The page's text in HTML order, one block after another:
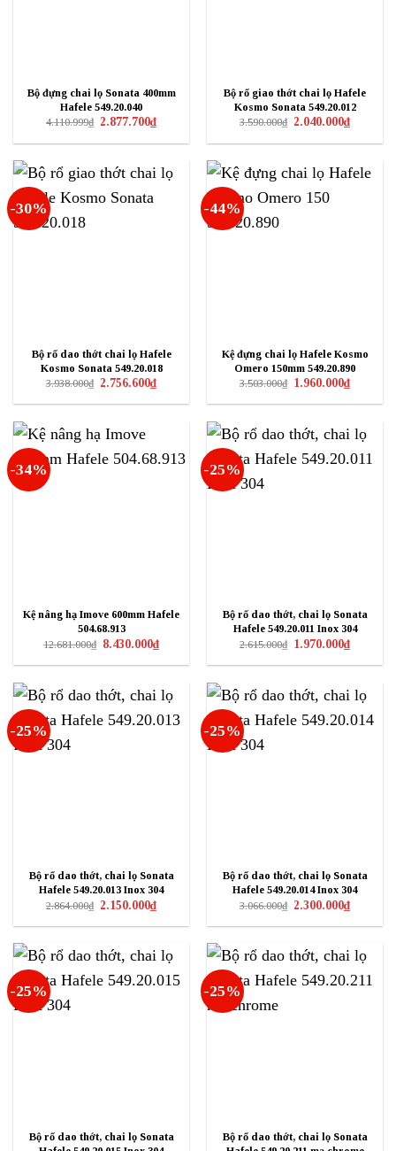
Bộ đựng chai lọ Sonata 400mm
Hafele 549.20.040
4.110.999₫ Giá
là:
2.877.700₫Giá
hiện
tại
Bộ rổ giao thớt chai lọ Hafele
Kosmo Sonata 549.20.012
3.590.000₫ Giá
là:
2.040.000₫Giá
hiện
tại
-30%
Bộ rổ dao thớt chai lọ Hafele
Kosmo Sonata 549.20.018
3.938.000₫ Giá
là:
2.756.600₫Giá
hiện
tại
-44%
Kệ đựng chai lọ Hafele Kosmo
Omero 150mm 549.20.890
3.503.000₫ Giá
là:
1.960.000₫Giá
hiện
tại
-34%
Kệ nâng hạ Imove 600mm Hafele
504.68.913
12.681.000₫ Giá
là:
8.430.000₫Giá
hiện
tại
8.430.000₫.
-25%
Bộ rổ dao thớt, chai lọ Sonata
Hafele 549.20.011 Inox 304
2.615.000₫ Giá
là:
1.970.000₫Giá
hiện
tại
-25%
Bộ rổ dao thớt, chai lọ Sonata
Hafele 549.20.013 Inox 304
2.864.000₫ Giá
là:
2.150.000₫Giá
hiện
tại
-25%
Bộ rổ dao thớt, chai lọ Sonata
Hafele 549.20.014 Inox 304
3.066.000₫ Giá
là:
2.300.000₫Giá
hiện
tại
-25%
Bộ rổ dao thớt, chai lọ Sonata
-25%
Bộ rổ dao thớt, chai lọ Sonata